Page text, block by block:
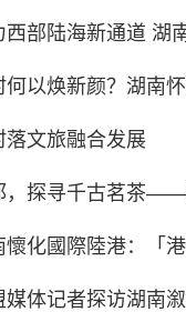
西部陆海新通道 湖
落文旅融合发展
懷化國際陸港：「
媒体记者探访湖南